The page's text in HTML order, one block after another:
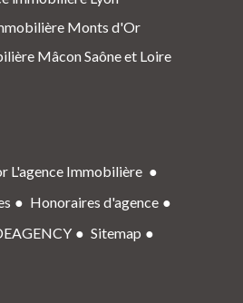
Monts d'Or
Mâcon Saône et Loire
L'agence Immobilière
Honoraires d'agence
Sitemap